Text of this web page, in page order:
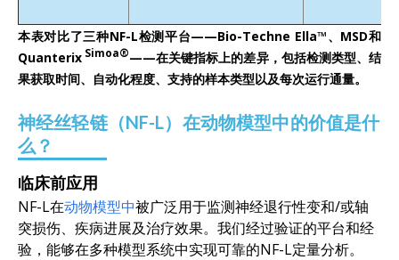
本表对比了三种NF-L检测平台——Bio-Techne Ella™、MSD和
Quanterix Simoa®——在关键指标上的差异，包括检测类型、结
果获取时间、自动化程度、支持的样本类型以及每次运行通量。
神经丝轻链（NF-L）在动物模型中的价值是什
么？
临床前应用
NF-L在动物模型中被广泛用于监测神经退行性变和/或轴
突损伤、疾病进展及治疗效果。我们经过验证的平台和经
验，能够在多种模型系统中实现可靠的NF-L定量分析。